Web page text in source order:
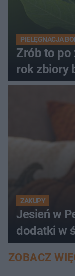
PIELĘGNACJA
Zrób to po
rok zbiory
ZAKUPY
Jesień w
dodatki w
ZOBACZ